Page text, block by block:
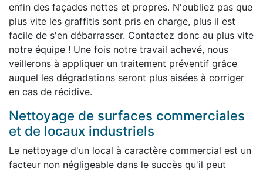
enfin des façades nettes et propres. N'oubliez pas que
plus vite les graffitis sont pris en charge, plus il est
facile de s'en débarrasser. Contactez donc au plus vite
notre équipe ! Une fois notre travail achevé, nous
veillerons à appliquer un traitement préventif grâce
auquel les dégradations seront plus aisées à corriger
en cas de récidive.
Nettoyage de surfaces commerciales
et de locaux industriels
Le nettoyage d'un local à caractère commercial est un
facteur non négligeable dans le succès qu'il peut